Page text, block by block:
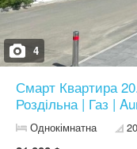
4
Смарт Квартира
Роздільна | Газ |
Однокімнатна